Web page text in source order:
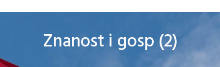
Znanost i gosp (2)